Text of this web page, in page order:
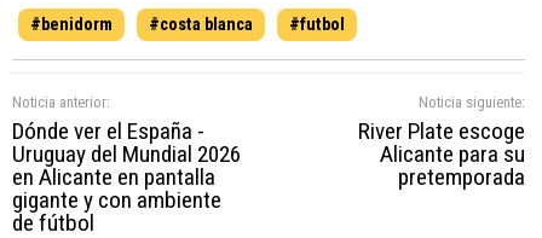
#benidorm #costa blanca #futbol
Noticia anterior:
Dónde ver el España -
Uruguay del Mundial 2026
en Alicante en pantalla
gigante y con ambiente
de fútbol
Noticia siguiente:
River Plate escoge
Alicante para su
pretemporada